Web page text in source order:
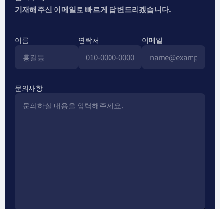
기재해주신 이메일로 빠르게 답변드리겠습니다.
이름 연락처 이메일
문의사항